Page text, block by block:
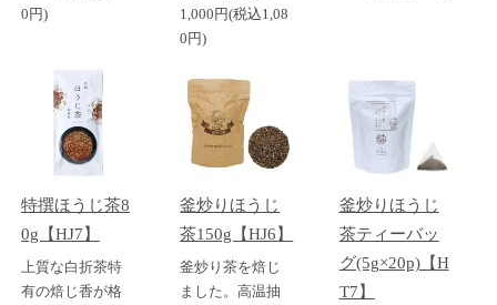
0円)
1,000円(税込1,08
0円)
特撰ほうじ茶8
0g【HJ7】
上質な白折茶特
有の焙じ香が格
釜炒りほうじ
茶150g【HJ6】
釜炒り茶を焙じ
ました。高温抽
釜炒りほうじ
茶ティーバッ
グ(5g×20p)【H
T7】